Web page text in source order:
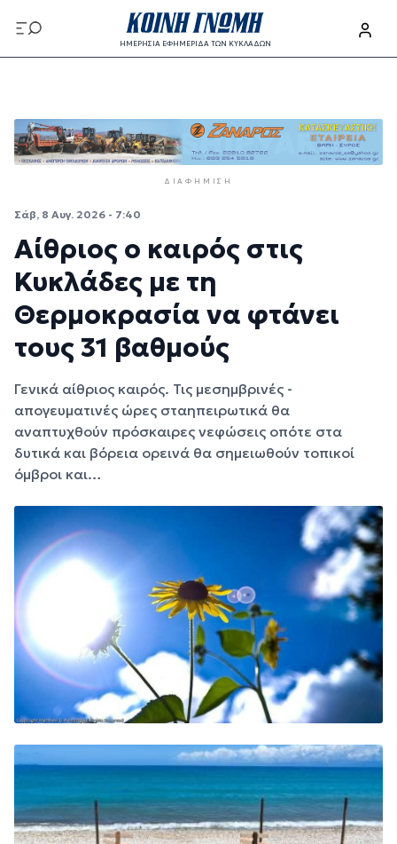
Παράκαμψη προς το κυρίως περιεχόμενο
ΗΜΕΡΗΣΙΑ ΕΦΗΜΕΡΙΔΑ ΤΩΝ ΚΥΚΛΑΔΩΝ
ΔΙΑΦΉΜΙΣΗ
Σάβ, 8 Αυγ. 2026 - 7:40
Αίθριος ο καιρός στις
Κυκλάδες με τη
Θερμοκρασία να φτάνει
τους 31 βαθμούς
Γενικά αίθριος καιρός. Τις μεσημβρινές -
απογευματινές ώρες σταηπειρωτικά θα
αναπτυχθούν πρόσκαιρες νεφώσεις οπότε στα
δυτικά και βόρεια ορεινά θα σημειωθούν τοπικοί
όμβροι και…